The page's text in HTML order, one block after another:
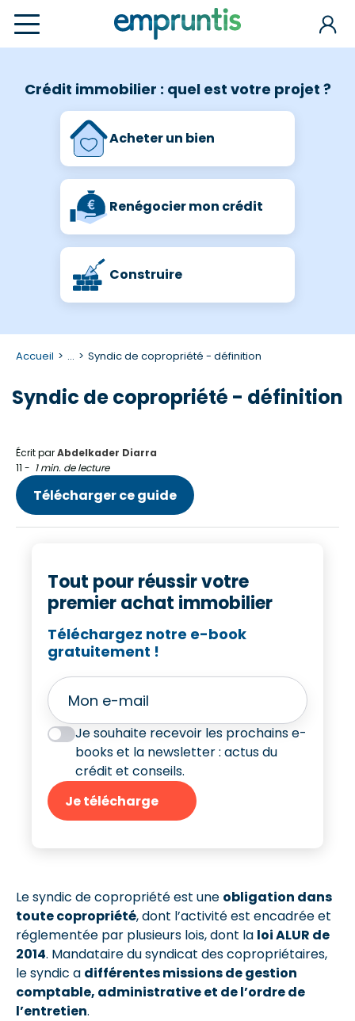
Crédit immobilier : quel est votre projet ?
Acheter un bien
Renégocier mon crédit
Construire
Accueil ... Syndic de copropriété - définition
Syndic de copropriété - définition
Écrit parAbdelkader Diarra
11 - 1 min. de lecture
Télécharger ce guide
Tout pour réussir votre
premier achat immobilier
Téléchargez notre e-book
gratuitement !
Je souhaite recevoir les prochains e-
books et la newsletter : actus du
crédit et conseils.
Je télécharge
Le syndic de copropriété est une obligation dans
toute copropriété, dont l’activité est encadrée et
réglementée par plusieurs lois, dont la loi ALUR de
2014. Mandataire du syndicat des copropriétaires,
le syndic a différentes missions de gestion
comptable, administrative et de l’ordre de
l’entretien.